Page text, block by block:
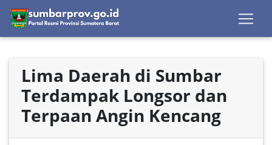
Lima Daerah di Sumbar
Terdampak Longsor dan
Terpaan Angin Kencang